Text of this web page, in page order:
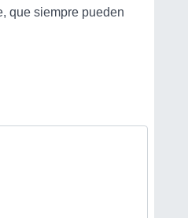
que siempre pueden